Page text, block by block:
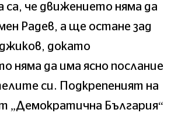
са, че движението няма да
Радев, а ще остане зад
докато
няма да има ясно послание
си. Подкрепеният на
„Демократична България“